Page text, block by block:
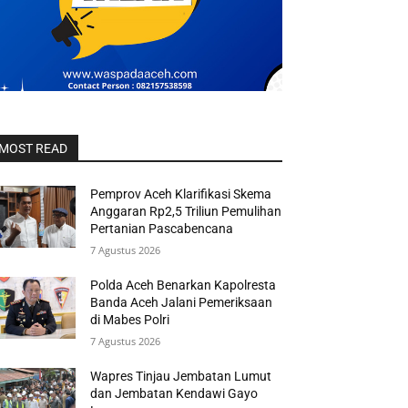
READ
Pemprov Aceh Klarifikasi Skema
Anggaran Rp2,5 Triliun Pemulihan
Pertanian Pascabencana
7 Agustus 2026
Polda Aceh Benarkan Kapolresta
Banda Aceh Jalani Pemeriksaan
di Mabes Polri
7 Agustus 2026
Wapres Tinjau Jembatan Lumut
dan Jembatan Kendawi Gayo